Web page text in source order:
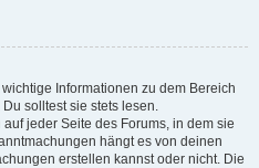
Informationen zu dem Bereich
solltest sie stets lesen.
jeder Seite des Forums, in dem sie
hängt es von deinen
erstellen kannst oder nicht. Die